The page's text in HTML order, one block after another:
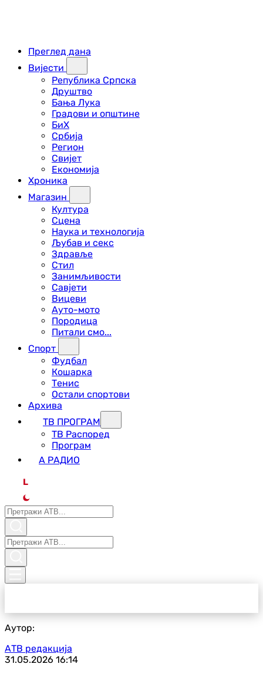
Преглед дана
Вијести
Република Српска
Друштво
Бања Лука
Градови и општине
БиХ
Србија
Регион
Свијет
Економија
Хроника
Магазин
Култура
Сцена
Наука и технологија
Љубав и секс
Здравље
Стил
Занимљивости
Савјети
Вицеви
Ауто-мото
Породица
Питали смо...
Спорт
Фудбал
Кошарка
Тенис
Остали спортови
Архива
ТВ ПРОГРАМ
ТВ Распоред
Програм
А РАДИО
L
Аутор:
АТВ редакција
31.05.2026 16:14